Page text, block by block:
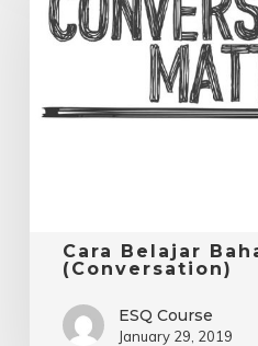
Bahasa
Inggris
(Conversation)
Cara Belajar
(Conversation)
ESQ Course
January 29, 2019